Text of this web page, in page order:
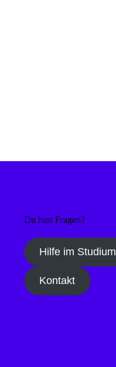
Du hast Fragen?
Hilfe im Studium
Kontakt